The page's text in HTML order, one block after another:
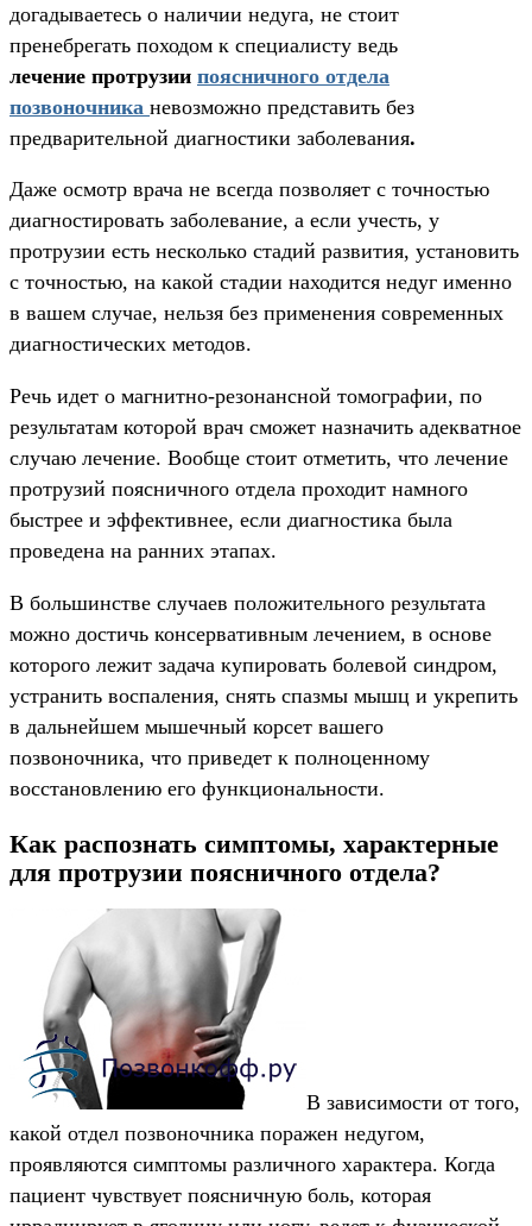
догадываетесь о наличии недуга, не стоит
пренебрегать походом к специалисту ведь
лечение протрузии поясничного отдела
позвоночника невозможно представить без
предварительной диагностики заболевания.
Даже осмотр врача не всегда позволяет с точностью
диагностировать заболевание, а если учесть, у
протрузии есть несколько стадий развития, установить
с точностью, на какой стадии находится недуг именно
в вашем случае, нельзя без применения современных
диагностических методов.
Речь идет о магнитно-резонансной томографии, по
результатам которой врач сможет назначить адекватное
случаю лечение. Вообще стоит отметить, что лечение
протрузий поясничного отдела проходит намного
быстрее и эффективнее, если диагностика была
проведена на ранних этапах.
В большинстве случаев положительного результата
можно достичь консервативным лечением, в основе
которого лежит задача купировать болевой синдром,
устранить воспаления, снять спазмы мышц и укрепить
в дальнейшем мышечный корсет вашего
позвоночника, что приведет к полноценному
восстановлению его функциональности.
Как распознать симптомы, характерные
для протрузии поясничного отдела?
В зависимости от того,
какой отдел позвоночника поражен недугом,
проявляются симптомы различного характера. Когда
пациент чувствует поясничную боль, которая